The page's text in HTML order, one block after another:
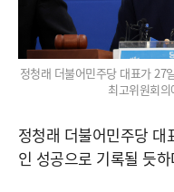
정청래 더불어민주당 대표가 27
최고위원회
정청래 더불어민주당
인 성공으로 기록될 듯